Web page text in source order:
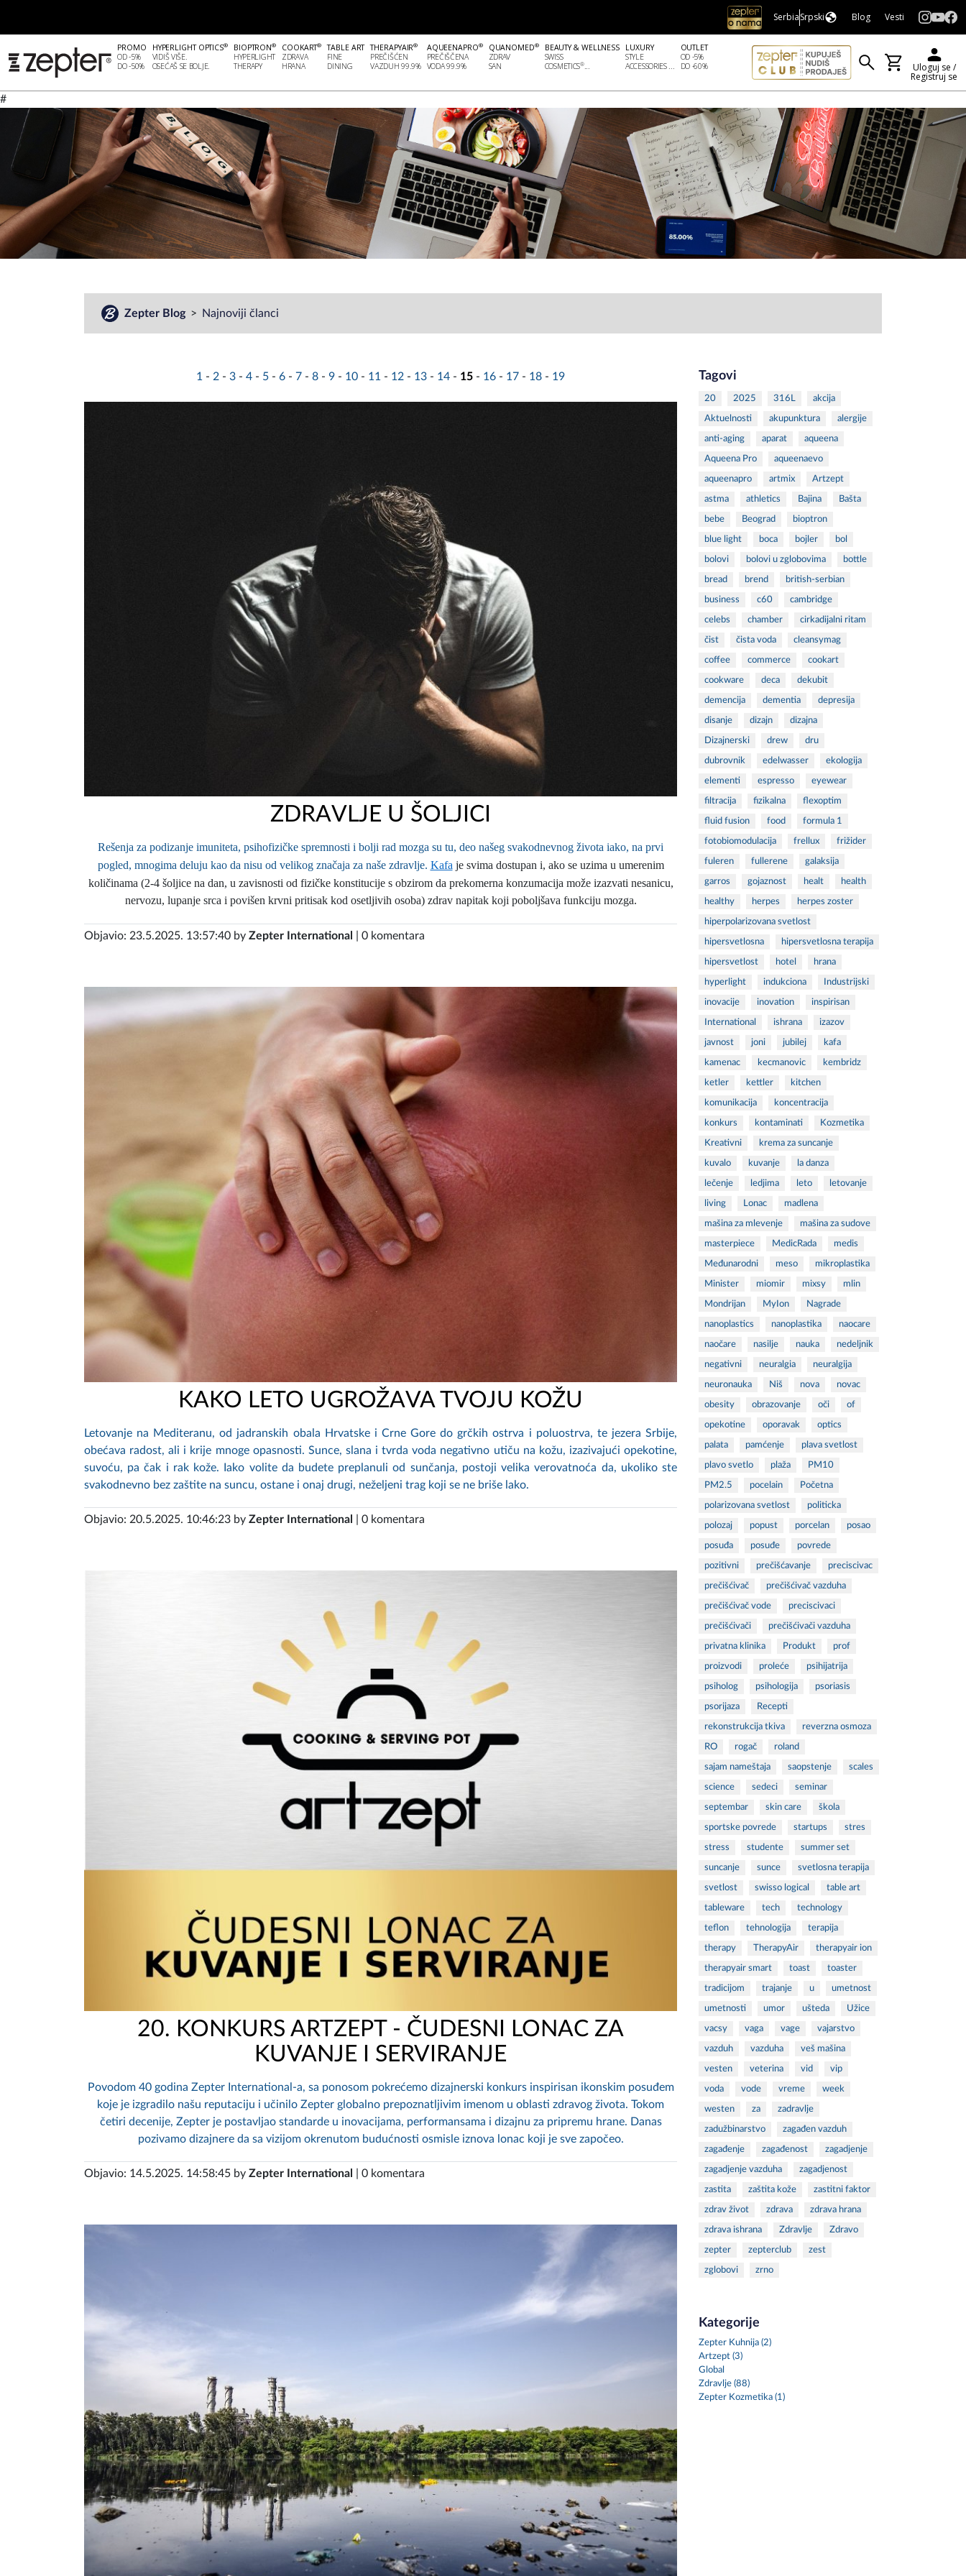
SerbiaSrpski Blog Vesti
PROMO
OD -5%
DO -50%
HYPERLIGHT OPTICS®
VIDIŠ VIŠE.
OSEĆAŠ SE BOLJE.
BIOPTRON®
HYPERLIGHT
THERAPY
COOKART®
ZDRAVA
HRANA
TABLE ART
FINE
DINING
THERAPYAIR®
PREČIŠĆEN
VAZDUH 99.9%
AQUEENAPRO®
PREČIŠČENA
VODA 99.9%
QUANOMED®
ZDRAV
SAN
BEAUTY & WELLNESS
SWISS
COSMETICS®...
LUXURY
STYLE
ACCESSORIES ...
OUTLET
OD -5%
DO -60%
Uloguj se /
Registruj se
#
Zepter Blog Najnoviji članci
1 - 2 - 3 - 4 - 5 - 6 - 7 - 8 - 9 - 10 - 11 - 12 - 13 - 14 - 15 - 16 - 17 - 18 - 19
ZDRAVLJE U ŠOLJICI
Rešenja za podizanje imuniteta, psihofizičke spremnosti i bolji rad mozga su tu, deo našeg svakodnevnog života iako, na prvi
pogled, mnogima deluju kao da nisu od velikog značaja za naše zdravlje. Kafa je svima dostupan i, ako se uzima u umerenim
količinama (2-4 šoljice na dan, u zavisnosti od fizičke konstitucije s obzirom da prekomerna konzumacija može izazvati nesanicu,
nervozu, lupanje srca i povišen krvni pritisak kod osetljivih osoba) zdrav napitak koji poboljšava funkciju mozga.
Objavio: 23.5.2025. 13:57:40 by Zepter International | 0 komentara
KAKO LETO UGROŽAVA TVOJU KOŽU
Letovanje na Mediteranu, od jadranskih obala Hrvatske i Crne Gore do grčkih ostrva i poluostrva, te jezera Srbije,
obećava radost, ali i krije mnoge opasnosti. Sunce, slana i tvrda voda negativno utiču na kožu, izazivajući opekotine,
suvoću, pa čak i rak kože. Iako volite da budete preplanuli od sunčanja, postoji velika verovatnoća da, ukoliko ste
svakodnevno bez zaštite na suncu, ostane i onaj drugi, neželjeni trag koji se ne briše lako.
Objavio: 20.5.2025. 10:46:23 by Zepter International | 0 komentara
20. KONKURS ARTZEPT - ČUDESNI LONAC ZA
KUVANJE I SERVIRANJE
Povodom 40 godina Zepter International-a, sa ponosom pokrećemo dizajnerski konkurs inspirisan ikonskim posuđem
koje je izgradilo našu reputaciju i učinilo Zepter globalno prepoznatljivim imenom u oblasti zdravog života. Tokom
četiri decenije, Zepter je postavljao standarde u inovacijama, performansama i dizajnu za pripremu hrane. Danas
pozivamo dizajnere da sa vizijom okrenutom budućnosti osmisle iznova lonac koji je sve započeo.
Objavio: 14.5.2025. 14:58:45 by Zepter International | 0 komentara
Tagovi
20 2025 316L akcija
Aktuelnosti akupunktura alergije
anti-aging aparat aqueena
Aqueena Pro aqueenaevo
aqueenapro artmix Artzept
astma athletics Bajina Bašta
bebe Beograd bioptron
blue light boca bojler bol
bolovi bolovi u zglobovima bottle
bread brend british-serbian
business c60 cambridge
celebs chamber cirkadijalni ritam
čist čista voda cleansymag
coffee commerce cookart
cookware deca dekubit
demencija dementia depresija
disanje dizajn dizajna
Dizajnerski drew dru
dubrovnik edelwasser ekologija
elementi espresso eyewear
filtracija fizikalna flexoptim
fluid fusion food formula 1
fotobiomodulacija frellux frižider
fuleren fullerene galaksija
garros gojaznost healt health
healthy herpes herpes zoster
hiperpolarizovana svetlost
hipersvetlosna hipersvetlosna terapija
hipersvetlost hotel hrana
hyperlight indukciona Industrijski
inovacije inovation inspirisan
International ishrana izazov
javnost joni jubilej kafa
kamenac kecmanovic kembridz
ketler kettler kitchen
komunikacija koncentracija
konkurs kontaminati Kozmetika
Kreativni krema za suncanje
kuvalo kuvanje la danza
lečenje ledjima leto letovanje
living Lonac madlena
mašina za mlevenje mašina za sudove
masterpiece MedicRada medis
Međunarodni meso mikroplastika
Minister miomir mixsy mlin
Mondrijan MyIon Nagrade
nanoplastics nanoplastika naocare
naočare nasilje nauka nedeljnik
negativni neuralgia neuralgija
neuronauka Niš nova novac
obesity obrazovanje oči of
opekotine oporavak optics
palata pamćenje plava svetlost
plavo svetlo plaža PM10
PM2.5 pocelain Početna
polarizovana svetlost politicka
polozaj popust porcelan posao
posuđa posuđe povrede
pozitivni prečišćavanje preciscivac
prečišćivač prečišćivač vazduha
prečišćivač vode preciscivaci
prečišćivači prečišćivači vazduha
privatna klinika Produkt prof
proizvodi proleće psihijatrija
psiholog psihologija psoriasis
psorijaza Recepti
rekonstrukcija tkiva reverzna osmoza
RO rogač roland
sajam nameštaja saopstenje scales
science sedeci seminar
septembar skin care škola
sportske povrede startups stres
stress studente summer set
suncanje sunce svetlosna terapija
svetlost swisso logical table art
tableware tech technology
teflon tehnologija terapija
therapy TherapyAir therapyair ion
therapyair smart toast toaster
tradicijom trajanje u umetnost
umetnosti umor ušteda Užice
vacsy vaga vage vajarstvo
vazduh vazduha veš mašina
vesten veterina vid vip
voda vode vreme week
westen za zadravlje
zadužbinarstvo zagađen vazduh
zagađenje zagađenost zagadjenje
zagadjenje vazduha zagadjenost
zastita zaštita kože zastitni faktor
zdrav život zdrava zdrava hrana
zdrava ishrana Zdravlje Zdravo
zepter zepterclub zest
zglobovi zrno
Kategorije
Zepter Kuhnija (2)
Artzept (3)
Global
Zdravlje (88)
Zepter Kozmetika (1)